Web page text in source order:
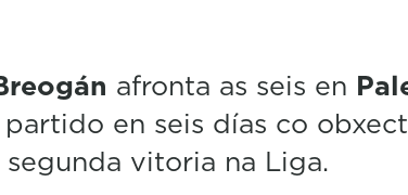
s
f
m
afronta as seis en
en seis días co
segunda vitoria na Liga.